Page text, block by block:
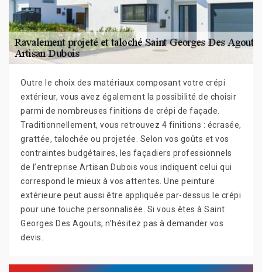
Outre le choix des matériaux composant votre crépi
extérieur, vous avez également la possibilité de choisir
parmi de nombreuses finitions de crépi de façade.
Traditionnellement, vous retrouvez 4 finitions : écrasée,
grattée, talochée ou projetée. Selon vos goûts et vos
contraintes budgétaires, les façadiers professionnels
de l’entreprise Artisan Dubois vous indiquent celui qui
correspond le mieux à vos attentes. Une peinture
extérieure peut aussi être appliquée par-dessus le crépi
pour une touche personnalisée. Si vous êtes à Saint
Georges Des Agouts, n’hésitez pas à demander vos
devis.